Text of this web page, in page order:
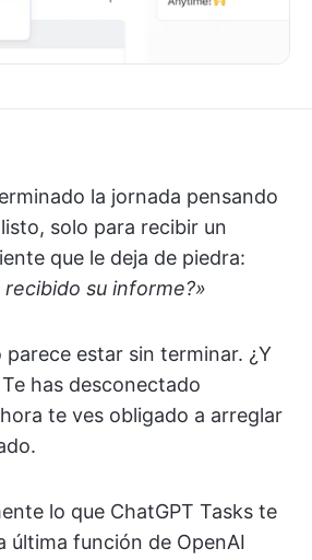
la jornada pensando
solo para recibir un
que le deja de piedra:
recibido su informe?»
estar sin terminar. ¿Y
has desconectado
te ves obligado a arreglar
lo que ChatGPT Tasks te
última función de OpenAI